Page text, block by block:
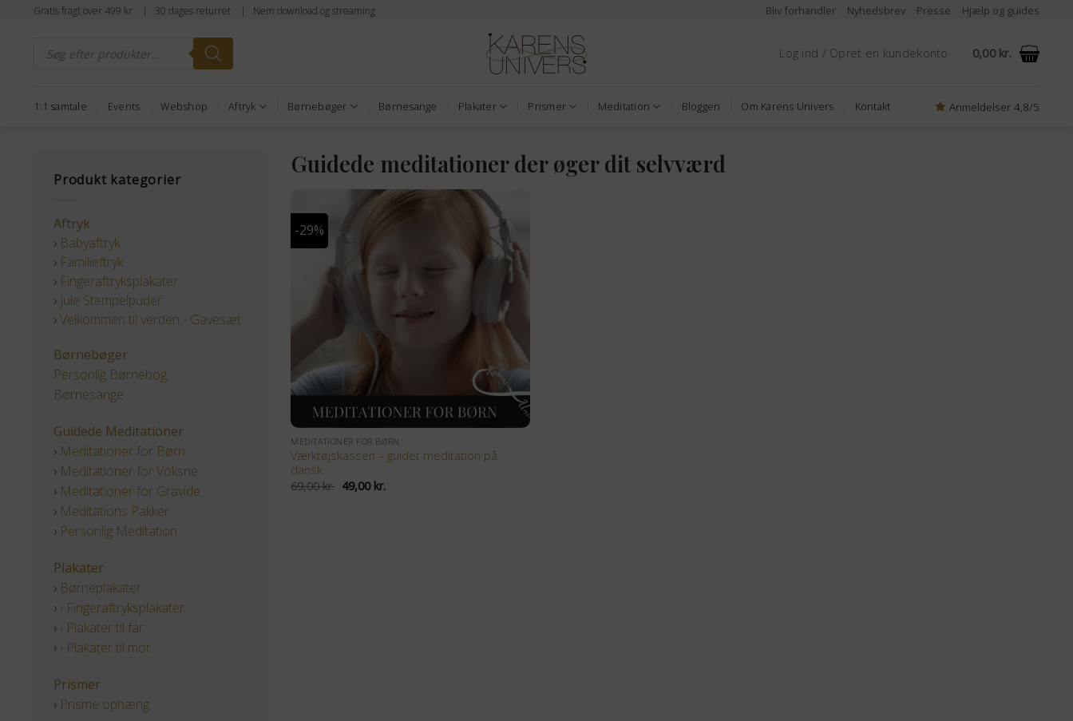
FortsætGratis fragt over 499 kr | 30 dages returret | Nem download og streaming Bliv forhandler Nyhedsbrev Presse Hjælp og guides
search Log ind / Opret en kundekonto 0,00 kr.
1:1 samtale Events Webshop Aftryk Børnebøger Børnesange Plakater Prismer Meditation Bloggen Om Karens Univers Kontakt Anmeldelser 4,8/5
Produkt kategorier
Aftryk
› Babyaftryk
› Familieftryk
› Fingeraftryksplakater
› Jule Stempelpuder
›Velkommen til verden - Gavesæt
Børnebøger
Personlig Børnebog
Børnesange
Guidede Meditationer
› Meditationer for Børn
› Meditationer for Voksne
› Meditationer for Gravide
› Meditations Pakker
› Personlig Meditation
Plakater
› Børneplakater
› › Fingeraftryksplakater
› › Plakater til far
› › Plakater til mor
Prismer
› Prisme ophæng
Guidede meditationer der øger dit selvværd
-29%
+
MEDITATIONER FOR BØRN
Værktøjskassen – guidet meditation på
dansk
69,00kr. Den
oprindelige
49,00 kr.Den